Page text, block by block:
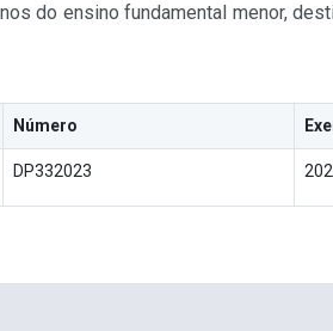
do ensino fundamental menor,
Número
DP332023